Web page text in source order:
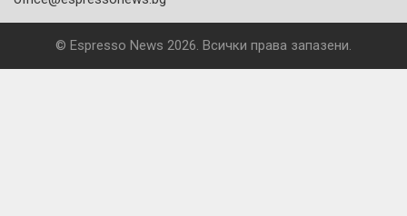
© Espresso News 2026. Всички права запазени.